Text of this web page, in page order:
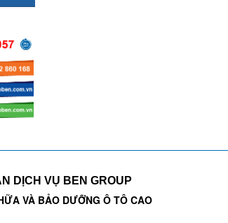
DỊCH VỤ BEN GROUP
VÀ BẢO DƯỠNG Ô TÔ CAO